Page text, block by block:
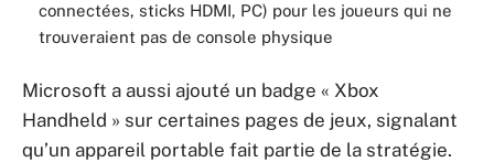
connectées, sticks HDMI, PC) pour les joueurs qui ne
trouveraient pas de console physique
Microsoft a aussi ajouté un badge « Xbox
Handheld » sur certaines pages de jeux, signalant
qu’un appareil portable fait partie de la stratégie.